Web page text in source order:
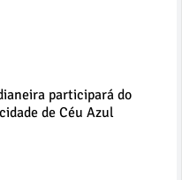
participará do
de Céu Azul